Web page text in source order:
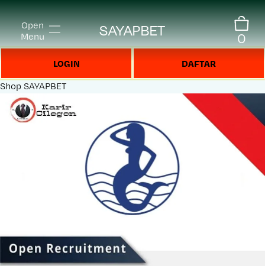
Open
Menu
SAYAPBET 0
LOGIN DAFTAR
Shop SAYAPBET